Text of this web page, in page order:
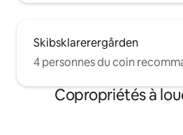
Skibsklarerergården
4 personnes du coin
Copropriétés à